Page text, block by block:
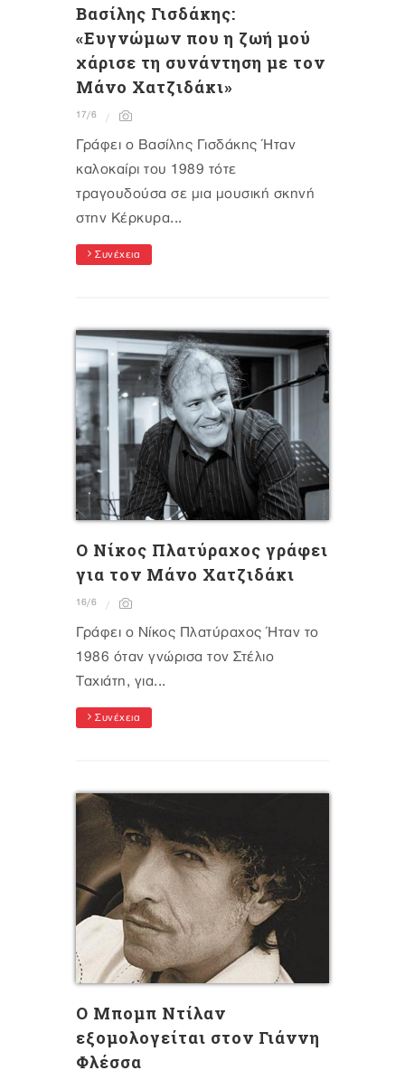
Βασίλης Γισδάκης:
«Ευγνώμων που η ζωή μού
χάρισε τη συνάντηση με τον
Μάνο Χατζιδάκι»
17/6
Γράφει ο Βασίλης Γισδάκης Ήταν
καλοκαίρι του 1989 τότε
τραγουδούσα σε μια μουσική σκηνή
στην Κέρκυρα...
Συνέχεια
Ο Νίκος Πλατύραχος γράφει
για τον Μάνο Χατζιδάκι
16/6
Γράφει ο Νίκος Πλατύραχος Ήταν το
1986 όταν γνώρισα τον Στέλιο
Ταχιάτη, για...
Συνέχεια
O Mπομπ Ντίλαν
εξομολογείται στον Γιάννη
Φλέσσα